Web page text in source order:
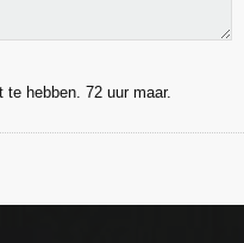
hebben. 72 uur maar.